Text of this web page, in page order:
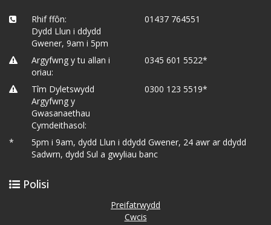
Rhif ffôn:
Dydd Llun i ddydd
Gwener, 9am i 5pm
01437 764551
Argyfwng y tu allan i
oriau:
0345 601 5522*
Tîm Dyletswydd
Argyfwng y
Gwasanaethau
Cymdeithasol:
0300 123 5519*
*
5pm i 9am, dydd Llun i ddydd Gwener, 24 awr ar ddydd
Sadwrn, dydd Sul a gwyliau banc
Polisi
Preifatrwydd
Cwcis